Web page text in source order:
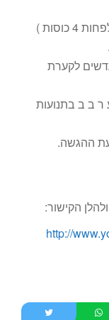
)
לקערת
ל ע ר ב ב בתנועות
ההגשה.
הקישור:
http://